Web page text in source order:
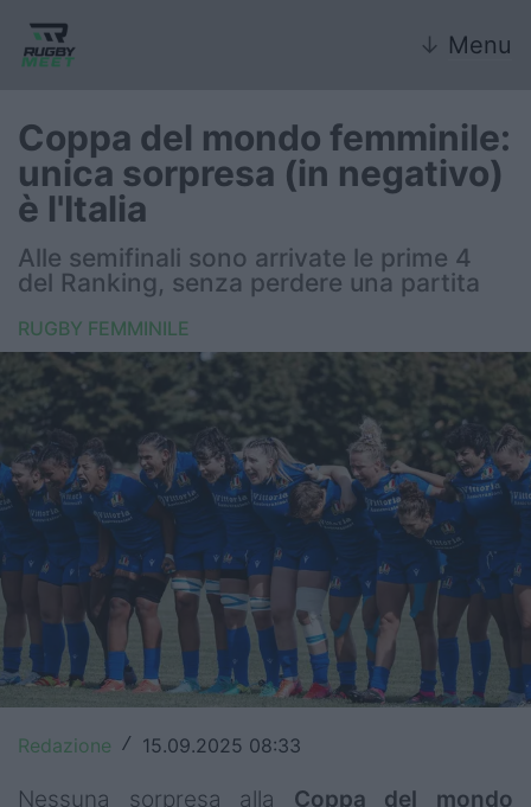
↓ Menu
Nazionale
Nazionali giovanili
Rugby Sevens
FIR
Internazionale
6 Nazioni
United Rugby Championship
Top14
Premiership
Champions Cup
Coppa del mondo femminile:
unica sorpresa (in negativo)
è l'Italia
Alle semifinali sono arrivate le prime 4
del Ranking, senza perdere una partita
RUGBY FEMMINILE
Redazione / 15.09.2025 08:33
Nessuna sorpresa alla Coppa del mondo